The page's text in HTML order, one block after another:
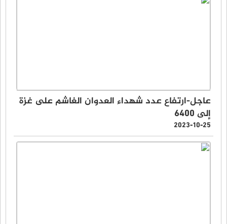
عاجل-ارتفاع عدد شهداء العدوان الغاشم على غزة
إلى 6400
2023-10-25